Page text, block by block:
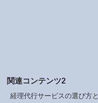
関連コンテンツ2
経理代行サービスの選び方と